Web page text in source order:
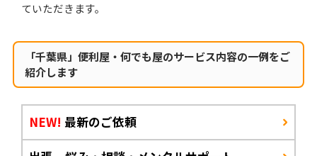
ていただきます。
「千葉県」便利屋・何でも屋のサービス内容の一例をご
紹介します
NEW! 最新のご依頼